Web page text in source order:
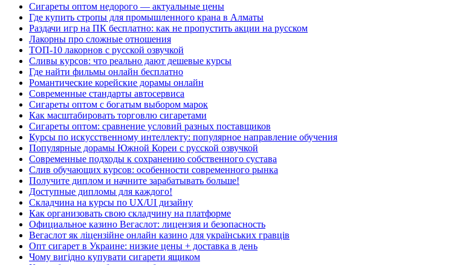
Сигареты оптом недорого — актуальные цены
Где купить стропы для промышленного крана в Алматы
Раздачи игр на ПК бесплатно: как не пропустить акции на русском
Лакорны про сложные отношения
ТОП-10 лакорнов с русской озвучкой
Сливы курсов: что реально дают дешевые курсы
Где найти фильмы онлайн бесплатно
Романтические корейские дорамы онлайн
Современные стандарты автосервиса
Сигареты оптом с богатым выбором марок
Как масштабировать торговлю сигаретами
Сигареты оптом: сравнение условий разных поставщиков
Курсы по искусственному интеллекту: популярное направление обучения
Популярные дорамы Южной Кореи с русской озвучкой
Современные подходы к сохранению собственного сустава
Слив обучающих курсов: особенности современного рынка
Получите диплом и начните зарабатывать больше!
Доступные дипломы для каждого!
Складчина на курсы по UX/UI дизайну
Как организовать свою складчину на платформе
Официальное казино Вегаслот: лицензия и безопасность
Вегаслот як ліцензійне онлайн казино для українських гравців
Опт сигарет в Украине: низкие цены + доставка в день
Чому вигідно купувати сигарети ящиком